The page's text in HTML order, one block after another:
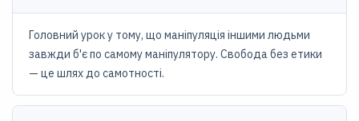
Головний урок у тому, що маніпуляція іншими людьми
завжди б'є по самому маніпулятору. Свобода без етики
— це шлях до самотності.